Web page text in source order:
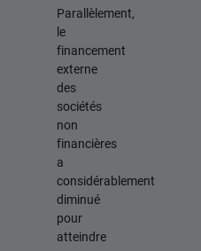
Parallèlement,
le
financement
externe
des
sociétés
non
financières
a
considérablement
diminué
pour
atteindre